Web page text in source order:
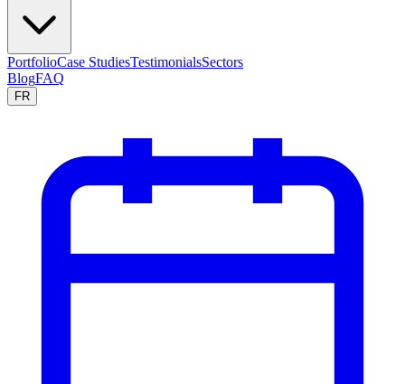
PortfolioCase StudiesTestimonialsSectors
BlogFAQ
FR